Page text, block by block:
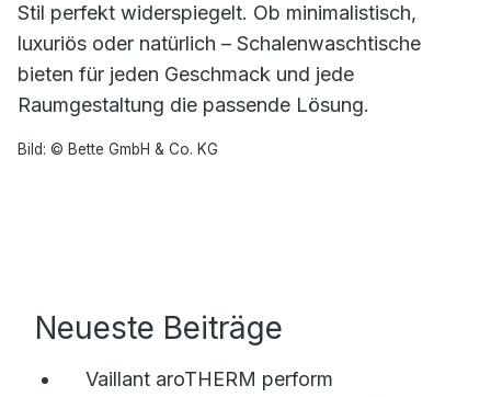
Stil perfekt widerspiegelt. Ob minimalistisch,
luxuriös oder natürlich – Schalenwaschtische
bieten für jeden Geschmack und jede
Raumgestaltung die passende Lösung.
Bild: © Bette GmbH & Co. KG
Neueste Beiträge
Vaillant aroTHERM perform